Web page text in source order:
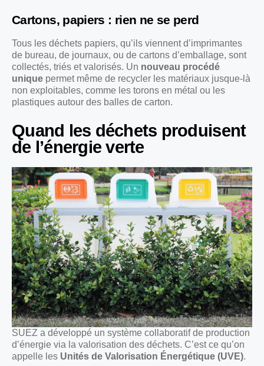
Cartons, papiers : rien ne se perd
Tous les déchets papiers, qu’ils viennent d’imprimantes
de bureau, de journaux, ou de cartons d’emballage, sont
collectés, triés et valorisés. Un nouveau procédé
unique permet même de recycler les matériaux jusque-là
non exploitables, comme les torons en métal ou les
plastiques autour des balles de carton.
Quand les déchets produisent
de l’énergie verte
SUEZ a développé un système collaboratif de production
d’énergie via la valorisation des déchets. C’est ce qu’on
appelle les Unités de Valorisation Énergétique (UVE).